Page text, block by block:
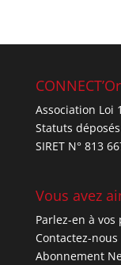
Association Loi
Statuts
SIRET N° 813
Vous avez
Parlez-en à vos
Contactez-nous
Abonnement